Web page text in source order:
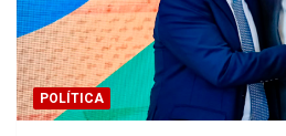
POLÍTICA